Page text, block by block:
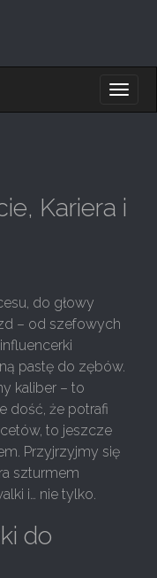
Kariera i
do głowy
– od szefowych
pastę do zębów.
kaliber – to
dość, że potrafi
to jeszcze
Przyjrzyjmy się
szturmem
i… nie tylko.
do